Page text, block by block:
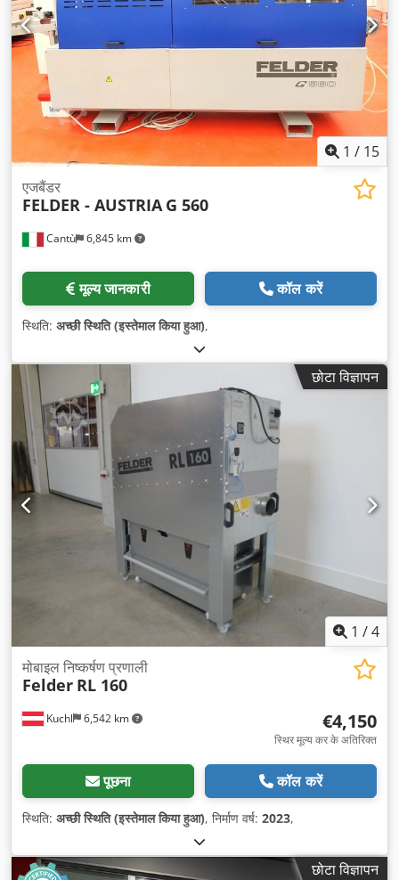
1 / 15
Cantù 6,845 km
एजबैंडर
FELDER - AUSTRIA G 560
मूल्य जानकारी कॉल करें
स्थिति: अच्छी स्थिति (इस्तेमाल किया हुआ),
छोटा विज्ञापन
1 /4
Kuchl 6,542 km
मोबाइल निष्कर्षण प्रणाली
Felder RL 160
€4,150
स्थिर मूल्य कर के अतिरिक्त
पूछना कॉल करें
स्थिति: अच्छी स्थिति (इस्तेमाल किया हुआ), निर्माण वर्ष: 2023,
छोटा विज्ञापन